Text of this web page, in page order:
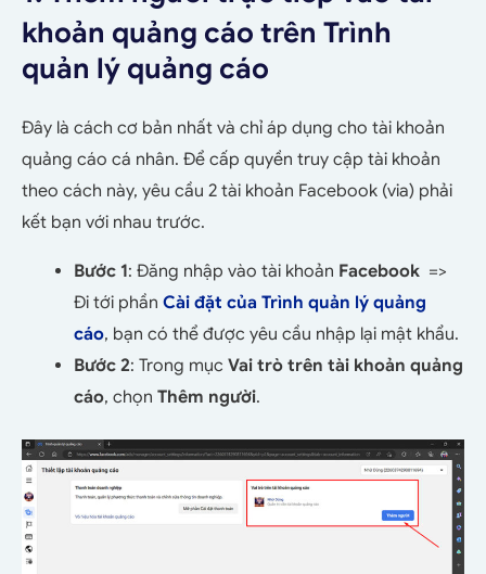
khoản quảng cáo trên Trình
quản lý quảng cáo
Đây là cách cơ bản nhất và chỉ áp dụng cho tài khoản
quảng cáo cá nhân. Để cấp quyền truy cập tài khoản
theo cách này, yêu cầu 2 tài khoản Facebook (via) phải
kết bạn với nhau trước.
Bước 1: Đăng nhập vào tài khoản Facebook =>
Đi tới phần Cài đặt của Trình quản lý quảng
cáo, bạn có thể được yêu cầu nhập lại mật khẩu.
Bước 2: Trong mục Vai trò trên tài khoản quảng
cáo, chọn Thêm người.